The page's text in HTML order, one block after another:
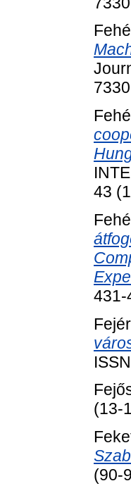
7330
43
431-
(13-
(90-